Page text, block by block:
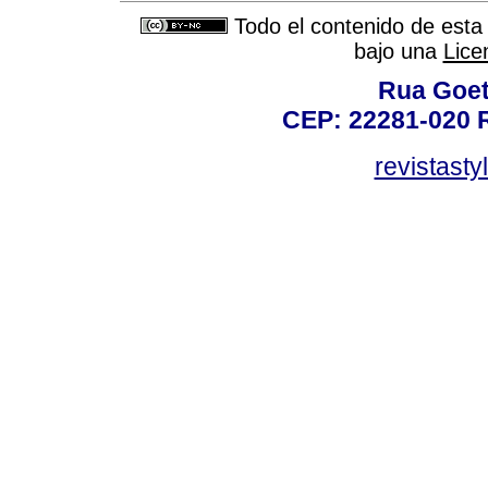
Todo el contenido de
bajo una
Rua
CEP: 22281-020